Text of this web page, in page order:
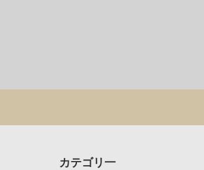
カテゴリ一